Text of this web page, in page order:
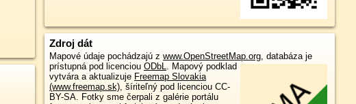
Zdroj dát
Mapové údaje pochádzajú z www.OpenStreetMap.org, databáza je
prístupná pod licenciou ODbL. Mapový podklad
vytvára a aktualizuje Freemap Slovakia
(www.freemap.sk), šíriteľný pod licenciou CC-
BY-SA. Fotky sme čerpali z galérie portálu